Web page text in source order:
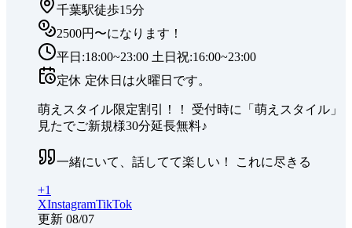
千葉駅徒歩15分
2500円〜になります！
平日:18:00~23:00 土日祝:16:00~23:00
定休 定休日は火曜日です。
萌えスタイル限定割引！！ 受付時に「萌えスタイル」
見たでご新規様30分延長無料♪
一緒にいて、話してて楽しい！ これに尽きる
+1
XInstagramTikTok
更新 08/07